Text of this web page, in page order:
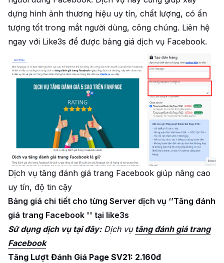
dựng hình ảnh thương hiệu uy tín, chất lượng, có ấn
tượng tốt trong mắt người dùng, công chúng. Liên hệ
ngay với Like3s để được bảng giá dịch vụ Facebook.
Dịch vụ tăng đánh giá trang Facebook giúp nâng cao
uy tín, độ tin cậy
Bảng giá chi tiết cho từng Server dịch vụ ‘’Tăng đánh
giá trang Facebook '' tại like3s
Sử dụng dịch vụ tại đây:Dịch vụ tăng đánh giá trang
Facebook
Tăng Lượt Đánh Giá Page SV21: 2.160đ